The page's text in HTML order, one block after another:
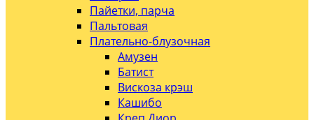
Пайетки, парча
Пальтовая
Плательно-блузочная
Амузен
Батист
Вискоза крэш
Кашибо